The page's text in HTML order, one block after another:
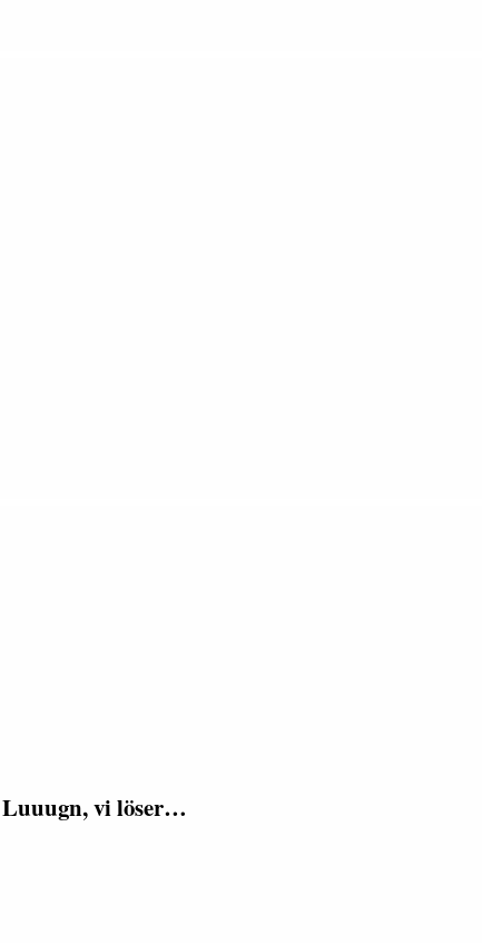
vi löser…